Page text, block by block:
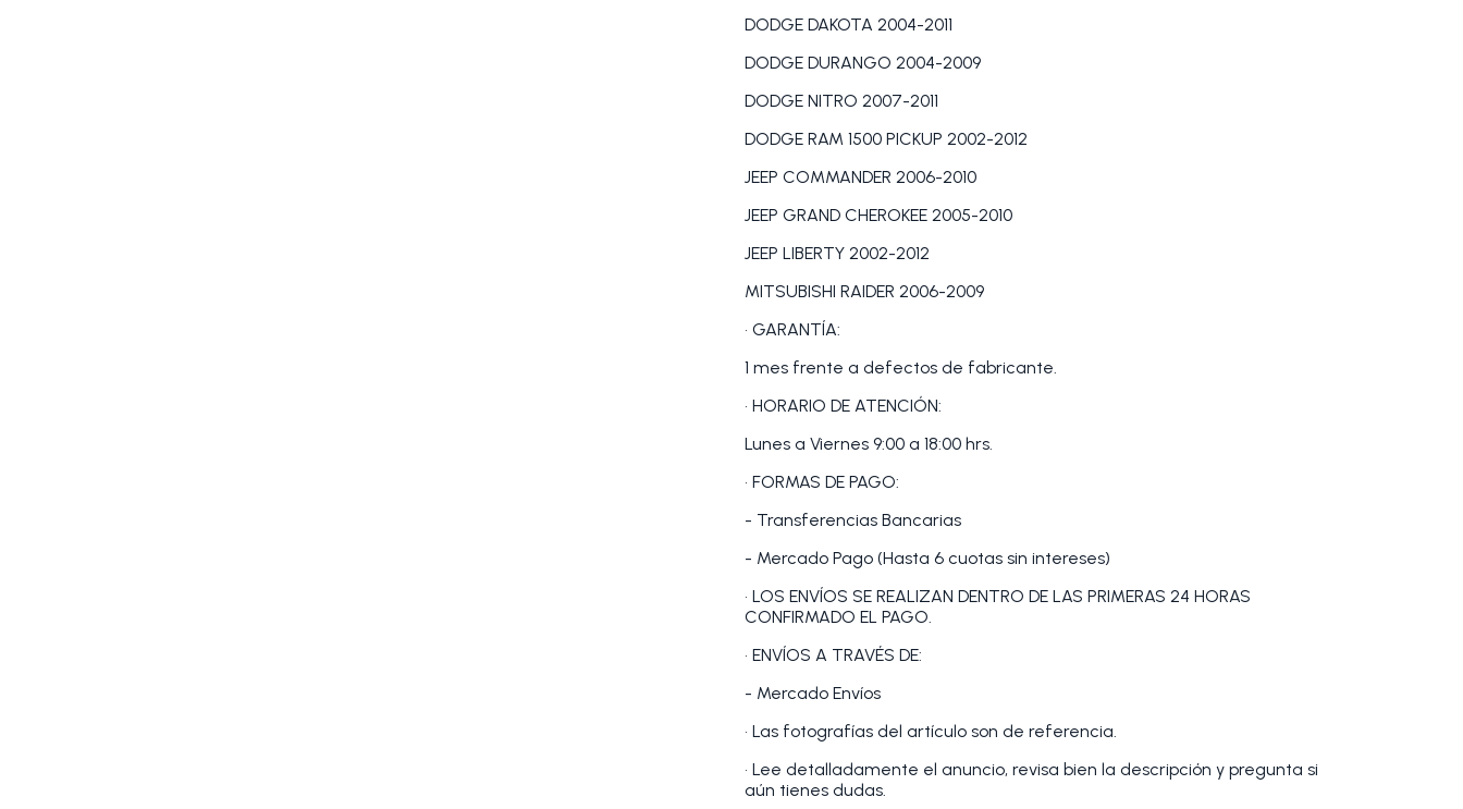
DODGE DAKOTA 2004-2011
DODGE DURANGO 2004-2009
DODGE NITRO 2007-2011
DODGE RAM 1500 PICKUP 2002-2012
JEEP COMMANDER 2006-2010
JEEP GRAND CHEROKEE 2005-2010
JEEP LIBERTY 2002-2012
MITSUBISHI RAIDER 2006-2009
• GARANTÍA:
1 mes frente a defectos de fabricante.
• HORARIO DE ATENCIÓN:
Lunes a Viernes 9:00 a 18:00 hrs.
• FORMAS DE PAGO:
- Transferencias Bancarias
- Mercado Pago (Hasta 6 cuotas sin intereses)
• LOS ENVÍOS SE REALIZAN DENTRO DE LAS PRIMERAS 24 HORAS
CONFIRMADO EL PAGO.
• ENVÍOS A TRAVÉS DE:
- Mercado Envíos
• Las fotografías del artículo son de referencia.
• Lee detalladamente el anuncio, revisa bien la descripción y pregunta si
aún tienes dudas.